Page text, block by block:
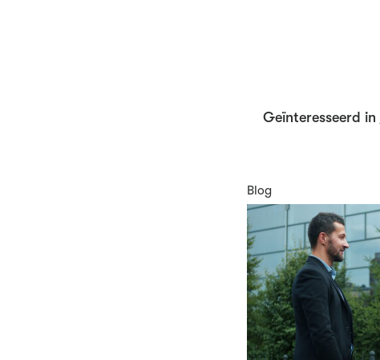
Geïnteresseerd in
Blog